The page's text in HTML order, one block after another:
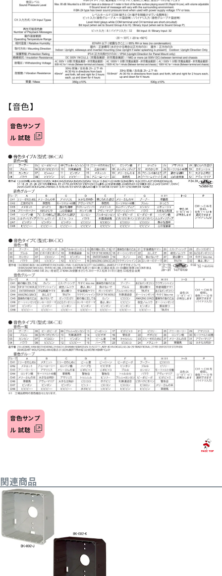
【音色】
音色サンプ
ル 試聴
音色サンプ
ル 試聴
関連商品